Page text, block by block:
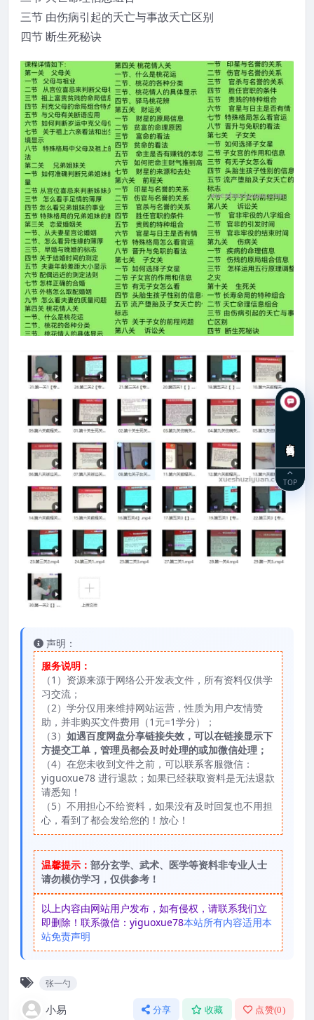
三节 由伤病引起的夭亡与事故夭亡区别
四节 断生死秘诀
声明：
服务说明：
（1）资源来源于网络公开发表文件，所有资料仅供学
习交流；
（2）学分仅用来维持网站运营，性质为用户友情赞
助，并非购买文件费用（1元=1学分）；
（3） 如遇百度网盘分享链接失效，可以在链接显示下
方提交工单，管理员都会及时处理的或加微信处理；
（4）在您未收到文件之前，可以联系客服微信：
yiguoxue78 进行退款；如果已经获取资料是无法退款
请悉知！
（5）不用担心不给资料，如果没有及时回复也不用担
心，看到了都会发给您的！放心！
温馨提示： 部分玄学、武术、医学等资料非专业人士
请勿模仿学习，仅供参考！
以上内容由网站用户发布，如有侵权，请联系我们立
即删除！联系微信：yiguoxue78本站所有内容适用本
站免责声明
张一勺
小易 分享 收藏 点赞(0)
TOP